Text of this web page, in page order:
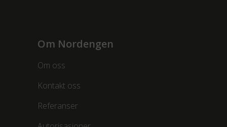
Om Nordengen
Om oss
Kontakt oss
Referanser